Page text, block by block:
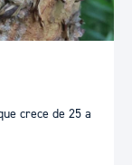
crece de 25 a